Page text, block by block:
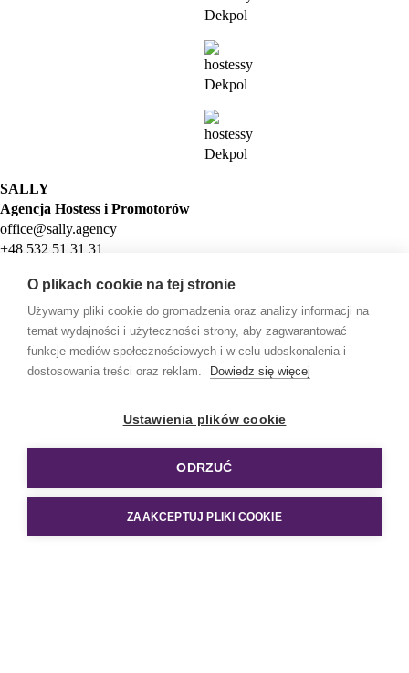
SALLY
Agencja Hostess i Promotorów
office@sally.agency
+48 532 51 31 31
hostessy Kielce
hostessy Katowice
O plikach cookie na tej stronie
Używamy pliki cookie do gromadzenia oraz analizy informacji na
temat wydajności i użyteczności strony, aby zagwarantować
funkcje mediów społecznościowych i w celu udoskonalenia i
dostosowania treści oraz reklam.
Dowiedz się więcej
Ustawienia plików cookie
ODRZUĆ
ZAAKCEPTUJ PLIKI COOKIE